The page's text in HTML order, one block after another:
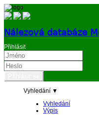
Nálezová databáze
Přihlásit
Vyhledání ▼
Vyhledání
Výpis